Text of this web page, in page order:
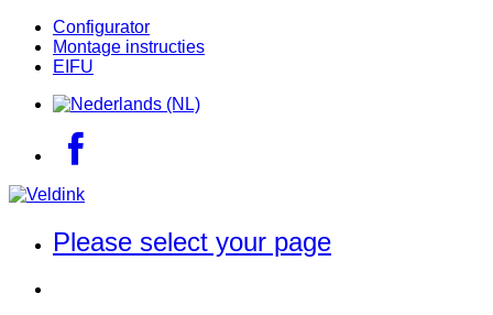
Configurator
Montage instructies
EIFU
Please select your page